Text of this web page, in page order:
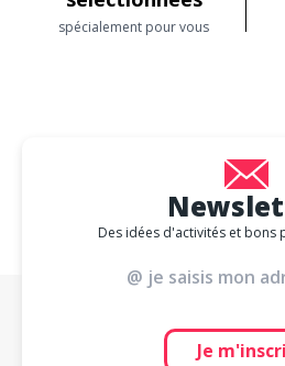
spécialement pour vous
Des idées d'activités et bons
Je